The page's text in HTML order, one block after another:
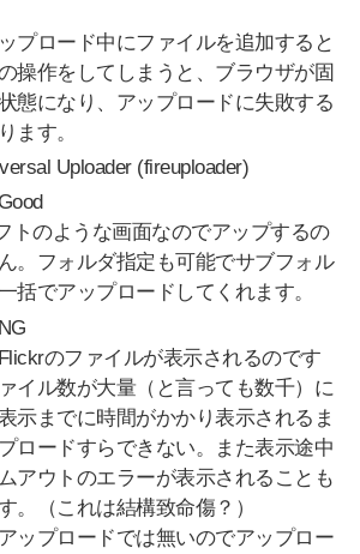
プロード中にファイルを追加すると
操作をしてしまうと、ブラウザが固
態になり、アップロードに失敗する
ます。
Uploader (fireuploader)
トのような画面なのでアップするの
。フォルダ指定も可能でサブフォル
括でアップロードしてくれます。
のファイルが表示されるのです
イル数が大量（と言っても数千）に
示までに時間がかかり表示されるま
ロードすらできない。また表示途中
アウトのエラーが表示されることも
。（これは結構致命傷？）
ップロードでは無いのでアップロー